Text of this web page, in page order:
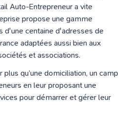
Auto-Entrepreneur a vite
propose une gamme
d'une centaine d'adresses de
adaptées aussi bien aux
et associations.
plus qu’une domiciliation, un camp
en leur proposant une
pour démarrer et gérer leur